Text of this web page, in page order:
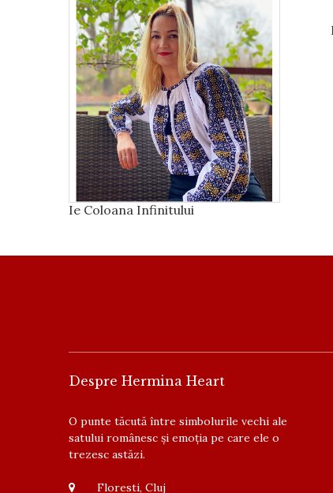
Ie Coloana Infinitului
Despre Hermina Heart
O punte tăcută între simbolurile vechi ale
satului românesc și emoția pe care ele o
trezesc astăzi.
Floresti, Cluj